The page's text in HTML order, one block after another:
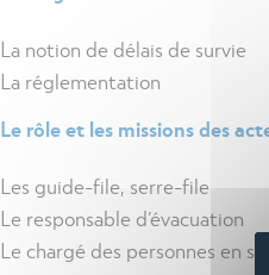
La notion de délais de survie
La réglementation
Le rôle et les missions des
Les guide-file, serre-file
Le responsable d’évacuation
Le chargé des personnes en